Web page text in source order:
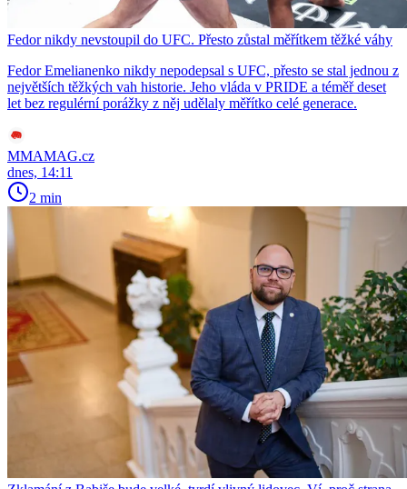
Fedor nikdy nevstoupil do UFC. Přesto zůstal měřítkem těžké váhy
Fedor Emelianenko nikdy nepodepsal s UFC, přesto se stal jednou z
největších těžkých vah historie. Jeho vláda v PRIDE a téměř deset
let bez regulérní porážky z něj udělaly měřítko celé generace.
MMAMAG.cz
dnes, 14:11
2 min